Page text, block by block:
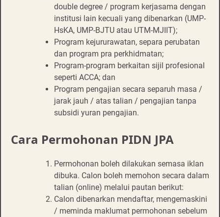
double degree / program kerjasama dengan
institusi lain kecuali yang dibenarkan (UMP-
HsKA, UMP-BJTU atau UTM-MJIIT);
Program kejururawatan, separa perubatan
dan program pra perkhidmatan;
Program-program berkaitan sijil profesional
seperti ACCA; dan
Program pengajian secara separuh masa /
jarak jauh / atas talian / pengajian tanpa
subsidi yuran pengajian.
Cara Permohonan PIDN JPA
Permohonan boleh dilakukan semasa iklan
dibuka. Calon boleh memohon secara dalam
talian (online) melalui pautan berikut:
Calon dibenarkan mendaftar, mengemaskini
/ meminda maklumat permohonan sebelum